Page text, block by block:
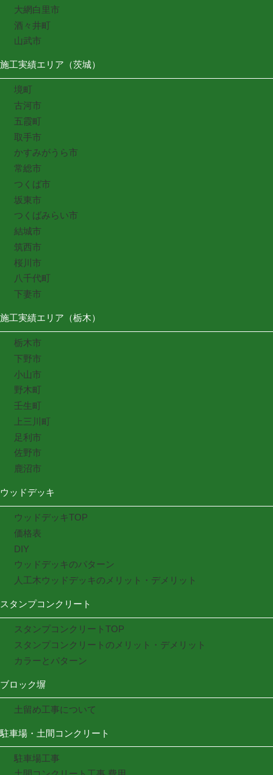
大網白里市
酒々井町
山武市
施工実績エリア（茨城）
境町
古河市
五霞町
取手市
かすみがうら市
常総市
つくば市
坂東市
つくばみらい市
結城市
筑西市
桜川市
八千代町
下妻市
施工実績エリア（栃木）
栃木市
下野市
小山市
野木町
壬生町
上三川町
足利市
佐野市
鹿沼市
ウッドデッキ
ウッドデッキTOP
価格表
DIY
ウッドデッキのパターン
人工木ウッドデッキのメリット・デメリット
スタンプコンクリート
スタンプコンクリートTOP
スタンプコンクリートのメリット・デメリット
カラーとパターン
ブロック塀
土留め工事について
駐車場・土間コンクリート
駐車場工事